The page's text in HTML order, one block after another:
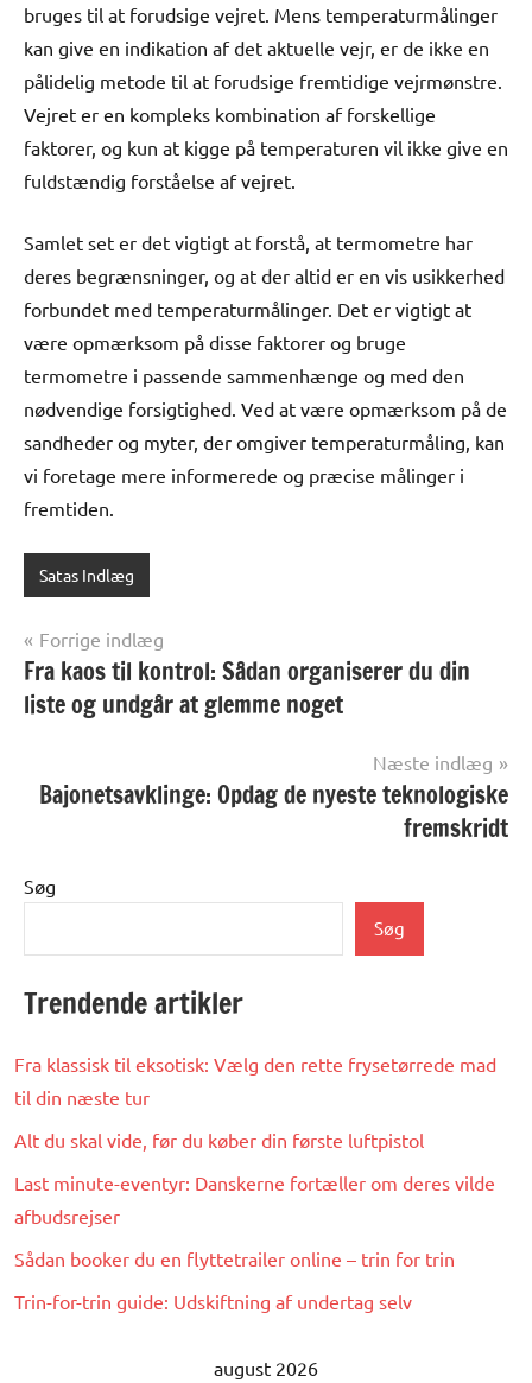
bruges til at forudsige vejret. Mens temperaturmålinger
kan give en indikation af det aktuelle vejr, er de ikke en
pålidelig metode til at forudsige fremtidige vejrmønstre.
Vejret er en kompleks kombination af forskellige
faktorer, og kun at kigge på temperaturen vil ikke give en
fuldstændig forståelse af vejret.
Samlet set er det vigtigt at forstå, at termometre har
deres begrænsninger, og at der altid er en vis usikkerhed
forbundet med temperaturmålinger. Det er vigtigt at
være opmærksom på disse faktorer og bruge
termometre i passende sammenhænge og med den
nødvendige forsigtighed. Ved at være opmærksom på de
sandheder og myter, der omgiver temperaturmåling, kan
vi foretage mere informerede og præcise målinger i
fremtiden.
Satas Indlæg
Indlægsnavigation
Forrige indlæg
Fra kaos til kontrol: Sådan organiserer du din
liste og undgår at glemme noget
Næste indlæg
Bajonetsavklinge: Opdag de nyeste teknologiske
fremskridt
Søg
Søg
Trendende artikler
Fra klassisk til eksotisk: Vælg den rette frysetørrede mad
til din næste tur
Alt du skal vide, før du køber din første luftpistol
Last minute-eventyr: Danskerne fortæller om deres vilde
afbudsrejser
Sådan booker du en flyttetrailer online – trin for trin
Trin-for-trin guide: Udskiftning af undertag selv
august 2026